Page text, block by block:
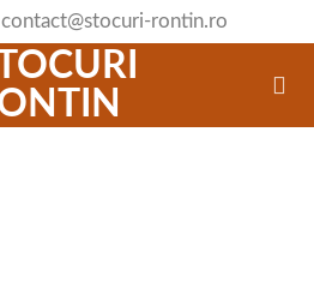
contact@stocuri-rontin.ro